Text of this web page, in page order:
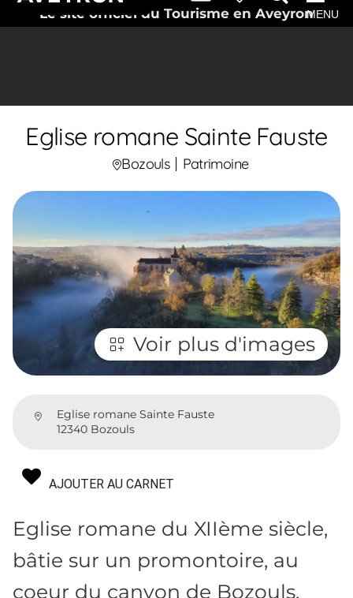
Le site officiel du Tourisme en AveyronMENU
Eglise romane Sainte Fauste
Bozouls Patrimoine
Voir plus d'images
Eglise romane Sainte Fauste
12340 Bozouls
AJOUTER AU CARNET
Eglise romane du XIIème siècle,
bâtie sur un promontoire, au
coeur du canyon de Bozouls.